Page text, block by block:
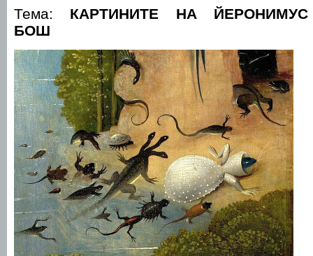
Тема: КАРТИНИТЕ НА ЙЕРОНИМУС
БОШ